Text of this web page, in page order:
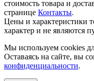
стоимость товара и
странице Контакты.
Цены и характеристики
характер и не являются
Мы используем cookies
Оставаясь на сайте, вы
конфиденциальности.